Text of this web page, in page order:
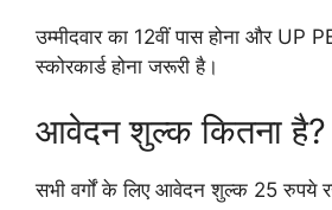
उम्मीदवार का 12वीं पास होना और UP
स्कोरकार्ड होना जरूरी है।
आवेदन शुल्क कितना है?
सभी वर्गों के लिए आवेदन शुल्क 25 रुपये